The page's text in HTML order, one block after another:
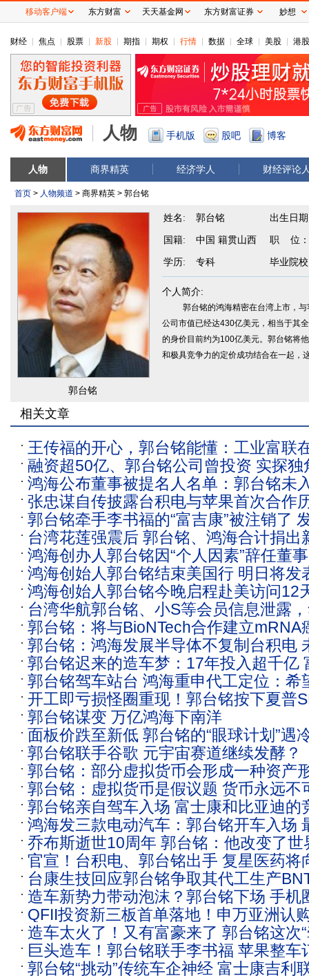
财经 焦点 股票 新股 期指 期权 行情 数据 全球 美股 港股
人物 手机版 股吧 博客
人物 商界精英 经济学人 财经评论
首页 > 人物频道 > 商界精英 > 郭台铭
郭台铭
姓名: 郭台铭 出生日
国籍: 中国 籍贯山西 职 位：
学历: 专科 毕业院
个人简介:
郭台铭的鸿海精密在台湾上市，
公司市值已经达430亿美元，相当于其
的身价目前约为100亿美元。郭台铭将
和极具竞争力的定价成功结合在一起，
相关文章
王传福的开心，郭台铭能懂：工业富联
进“万亿元市值俱乐部”
融资超50亿、郭台铭公司曾投资 实探独
技：总部仅1人留守
鸿海公布董事被提名人名单：郭台铭未
首次入选
张忠谋自传披露台积电与苹果首次合作
线
郭台铭牵手李书福的“富吉康”被注销了
台湾花莲强震后 郭台铭、鸿海合计捐出
用于救灾及重建
鸿海创办人郭台铭因“个人因素”辞任董
参选
鸿海创始人郭台铭结束美国行 明日将发
告
鸿海创始人郭台铭今晚启程赴美访问12
台湾华航郭台铭、小S等会员信息泄露
泄露源头
郭台铭：将与BioNTech合作建立mRNA
临床试验中心
郭台铭：鸿海发展半导体不复制台积电
车等领域的发展
郭台铭迟来的造车梦：17年投入超千亿
赶晚集
郭台铭驾车站台 鸿海重申代工定位：希
特斯拉造车
开工即亏损怪圈重现！郭台铭按下夏普
产面板减产潮也来了
郭台铭谋变 万亿鸿海下南洋
面板价跌至新低 郭台铭的“眼球计划”遇
郭台铭联手谷歌 元宇宙赛道继续发酵？
郭台铭：部分虚拟货币会形成一种资产
金融无法被去中心化的方式取代
郭台铭：虚拟货币是假议题 货币永远不
郭台铭亲自驾车入场 富士康和比亚迪的
伸到汽车
鸿海发三款电动汽车：郭台铭开车入场
里
乔布斯逝世10周年 郭台铭：他改变了世
官宣！台积电、郭台铭出手 复星医药将
1000万剂mRNA疫苗 或在7月进入内地
台康生技回应郭台铭争取其代工生产
乌有
造车新势力带动泡沫？郭台铭下场 手机
QFII投资新三板首单落地！申万亚洲认
台铭身影浮现
造车太火了！又有富豪来了 郭台铭这次
巨头造车！郭台铭联手李书福 苹果整车
郭台铭“挑动”传统车企神经 富士康吉利
移动客户端 东方财富 天天基金网 东方财富证券 妙想